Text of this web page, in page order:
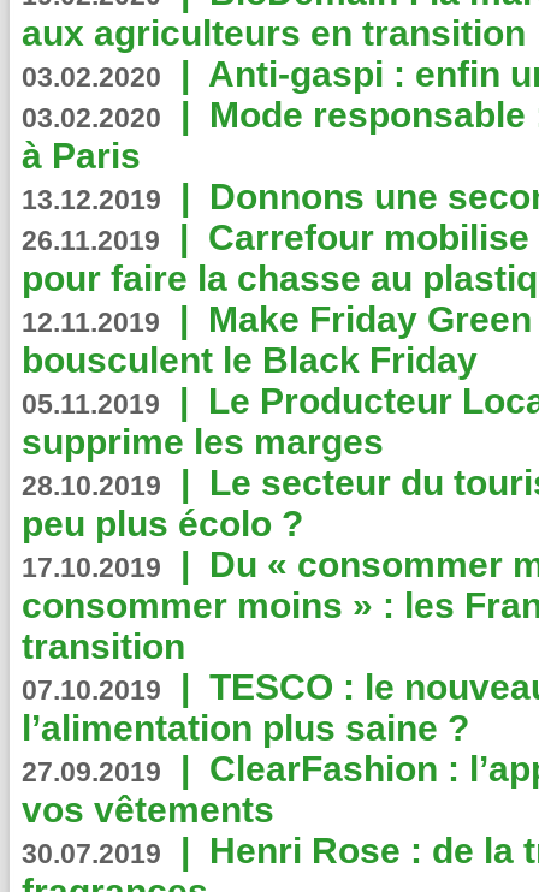
aux agriculteurs en transition
03.02.2020 | Anti-gaspi : enfin
03.02.2020 | Mode
à Paris
13.12.2019 | Donnons une
26.11.2019 | Carrefour
pour faire la chasse au
12.11.2019 | Make Friday
bousculent le Black Friday
05.11.2019 | Le Producteur
supprime les marges
28.10.2019 | Le secteur du
peu plus écolo ?
17.10.2019 | Du « consommer
consommer moins » : les
transition
07.10.2019 | TESCO : le
l’alimentation plus saine ?
27.09.2019 | ClearFashion :
vos vêtements
30.07.2019 | Henri Rose : de la